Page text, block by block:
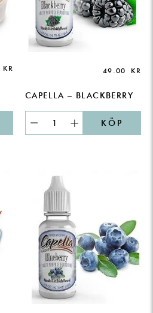
KR 49.00 KR
CAPELLA – BLACKBERRY
KÖP